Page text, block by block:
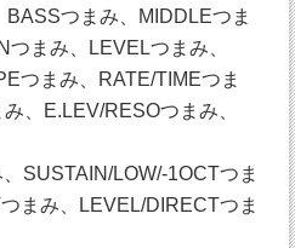
BASSつまみ、MIDDLEつま
まみ、LEVELつまみ、
つまみ、RATE/TIMEつま
、E.LEV/RESOつまみ、
SUSTAIN/LOW/-1OCTつま
まみ、LEVEL/DIRECTつま